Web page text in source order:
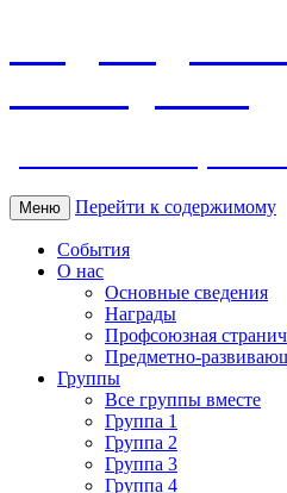
МБДОУ ДС
Меню Перейти к содержимому
События
О нас
Основные сведения
Награды
Профсоюзная
Предметно-
Группы
Все группы вместе
Группа 1
Группа 2
Группа 3
Группа 4